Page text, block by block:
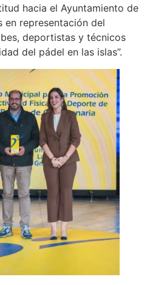
hacia el Ayuntamiento de
en representación del
deportistas y técnicos
del pádel en las islas”.